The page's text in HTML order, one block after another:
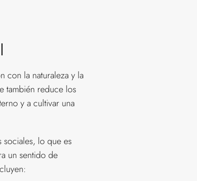
con la naturaleza y la
también reduce los
y a cultivar una
sociales, lo que es
un sentido de